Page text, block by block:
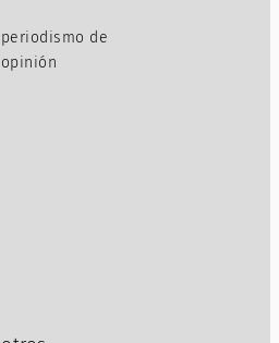
periodismo de
opinión